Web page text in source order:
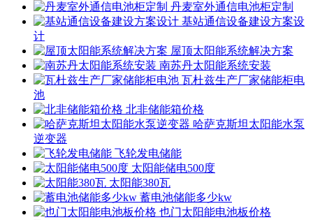
丹麦室外通信电池柜定制
基站通信设备建设方案设
计
屋顶太阳能系统解决方案
南苏丹太阳能系统安装
瓦杜兹生产厂家储能柜电
池
北非储能箱价格
哈萨克斯坦太阳能水泵
逆变器
飞轮发电储能
太阳能储电500度
太阳能380瓦
蓄电池储能多少kw
也门太阳能电池板价格